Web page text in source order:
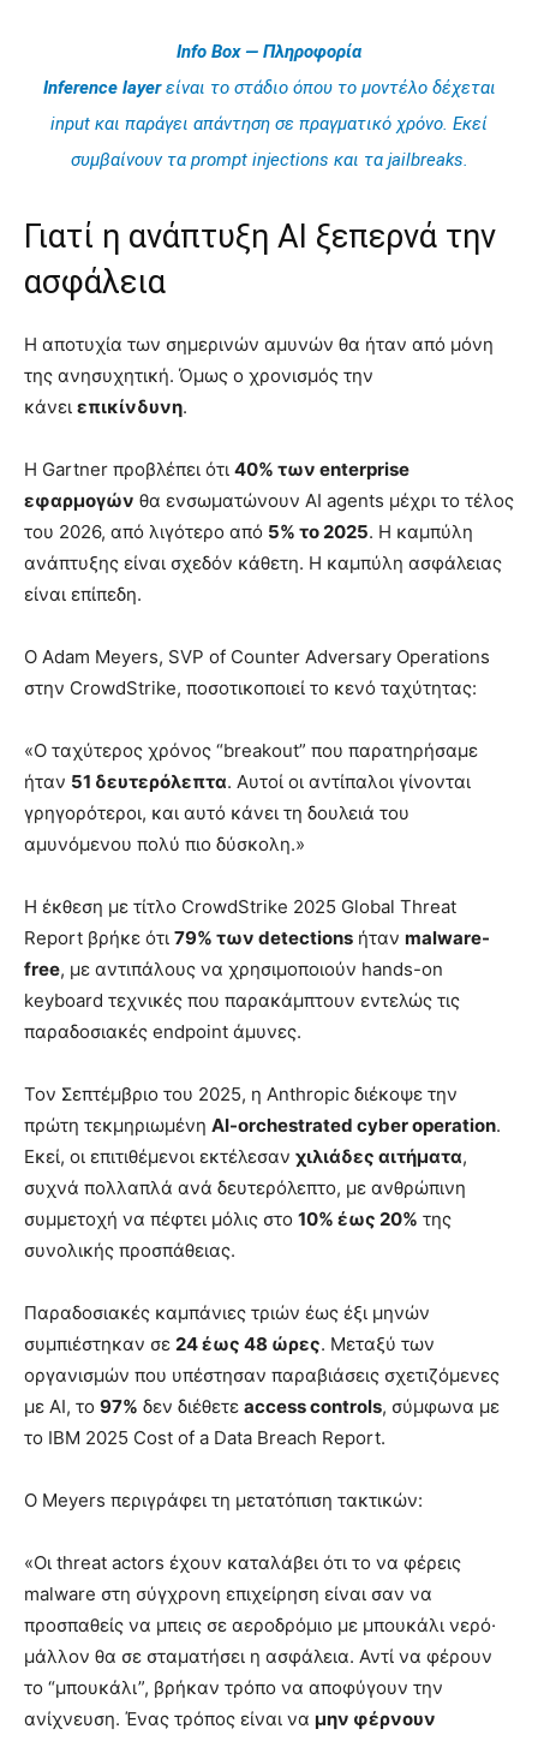
Info Box — Πληροφορία
Inference layerείναι το στάδιο όπου το μοντέλο δέχεται
input και παράγει απάντηση σε πραγματικό χρόνο. Εκεί
συμβαίνουν τα prompt injections και τα jailbreaks.
Γιατί η ανάπτυξη AI ξεπερνά την
ασφάλεια
Η αποτυχία των σημερινών αμυνών θα ήταν από μόνη
της ανησυχητική. Όμως ο χρονισμός την
κάνει επικίνδυνη.
Η Gartner προβλέπει ότι 40% των enterprise
εφαρμογών θα ενσωματώνουν AI agents μέχρι το τέλος
του 2026, από λιγότερο από 5% το 2025. Η καμπύλη
ανάπτυξης είναι σχεδόν κάθετη. Η καμπύλη ασφάλειας
είναι επίπεδη.
Ο Adam Meyers, SVP of Counter Adversary Operations
στην CrowdStrike, ποσοτικοποιεί το κενό ταχύτητας:
«Ο ταχύτερος χρόνος “breakout” που παρατηρήσαμε
ήταν 51 δευτερόλεπτα. Αυτοί οι αντίπαλοι γίνονται
γρηγορότεροι, και αυτό κάνει τη δουλειά του
αμυνόμενου πολύ πιο δύσκολη.»
Η έκθεση με τίτλο CrowdStrike 2025 Global Threat
Report βρήκε ότι 79% των detections ήταν malware-
free, με αντιπάλους να χρησιμοποιούν hands-on
keyboard τεχνικές που παρακάμπτουν εντελώς τις
παραδοσιακές endpoint άμυνες.
Τον Σεπτέμβριο του 2025, η Anthropic διέκοψε την
πρώτη τεκμηριωμένη AI-orchestrated cyber operation.
Εκεί, οι επιτιθέμενοι εκτέλεσαν χιλιάδες αιτήματα,
συχνά πολλαπλά ανά δευτερόλεπτο, με ανθρώπινη
συμμετοχή να πέφτει μόλις στο 10% έως 20% της
συνολικής προσπάθειας.
Παραδοσιακές καμπάνιες τριών έως έξι μηνών
συμπιέστηκαν σε 24 έως 48 ώρες. Μεταξύ των
οργανισμών που υπέστησαν παραβιάσεις σχετιζόμενες
με AI, το 97% δεν διέθετε access controls, σύμφωνα με
το IBM 2025 Cost of a Data Breach Report.
Ο Meyers περιγράφει τη μετατόπιση τακτικών:
«Οι threat actors έχουν καταλάβει ότι το να φέρεις
malware στη σύγχρονη επιχείρηση είναι σαν να
προσπαθείς να μπεις σε αεροδρόμιο με μπουκάλι νερό·
μάλλον θα σε σταματήσει η ασφάλεια. Αντί να φέρουν
το “μπουκάλι”, βρήκαν τρόπο να αποφύγουν την
ανίχνευση. Ένας τρόπος είναι να μην φέρνουν